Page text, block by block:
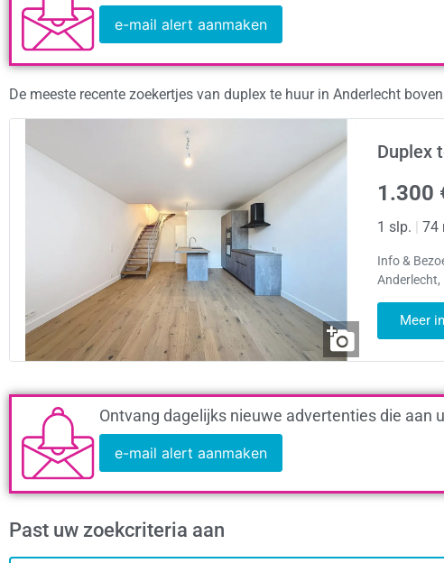
e-mail alert aanmaken
De meeste recente zoekertjes van duplex te huur in Anderlecht
Duplex
1.300
1 slp. 74
Info &
Anderlecht,
Meer
Ontvang dagelijks nieuwe advertenties die aan
e-mail alert aanmaken
Past uw zoekcriteria aan